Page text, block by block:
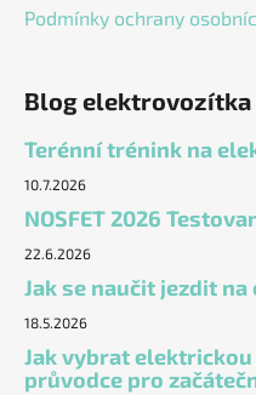
Podmínky ochrany
Blog elektrovozítka
Terénní trénink na
10.7.2026
NOSFET 2026
22.6.2026
Jak se naučit jezdit
18.5.2026
Jak vybrat
průvodce pro